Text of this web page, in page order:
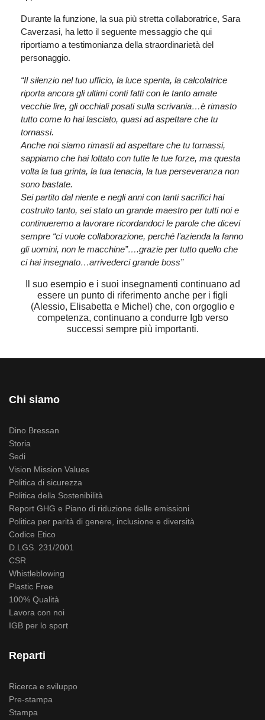
Durante la funzione, la sua più stretta collaboratrice, Sara
Caverzasi, ha letto il seguente messaggio che qui
riportiamo a testimonianza della straordinarietà del
personaggio.
“Il silenzio nel tuo ufficio, la luce spenta, la calcolatrice
riporta ancora gli ultimi conti fatti con le tanto amate
vecchie lire, gli occhiali posati sulla scrivania…è rimasto
tutto come lo hai lasciato, quasi ad aspettare che tu
tornassi.
Anche noi siamo rimasti ad aspettare che tu tornassi,
sappiamo che hai lottato con tutte le tue forze, ma questa
volta la tua grinta, la tua tenacia, la tua perseveranza non
sono bastate.
Sei partito dal niente e negli anni con tanti sacrifici hai
costruito tanto, sei stato un grande maestro per tutti noi e
continueremo a lavorare ricordandoci le parole che dicevi
sempre “ci vuole collaborazione, perché l’azienda la fanno
gli uomini, non le macchine”….grazie per tutto quello che
ci hai insegnato…arrivederci grande boss”
Il suo esempio e i suoi insegnamenti continuano ad
essere un punto di riferimento anche per i figli
(Alessio, Elisabetta e Michel) che, con orgoglio e
competenza, continuano a condurre Igb verso
successi sempre più importanti.
Chi siamo
Dino Bressan
Storia
Sedi
Vision Mission Values
Politica di sicurezza
Politica della Sostenibilità
Report GHG e Piano di riduzione delle emissioni
Politica per parità di genere, inclusione e diversità
Codice Etico
D.LGS. 231/2001
CSR
Whistleblowing
Plastic Free
100% Qualità
Lavora con noi
IGB per lo sport
Reparti
Ricerca e sviluppo
Pre-stampa
Stampa